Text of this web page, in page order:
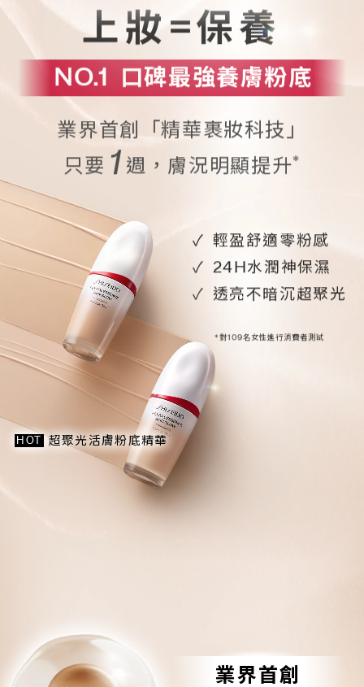
上妝=保養
NO.1口碑最強養膚粉底
業界首創「精華裹妝科技」
只要 1 週，膚況明顯提升
HOT 超聚光活膚粉底精華
業界首創